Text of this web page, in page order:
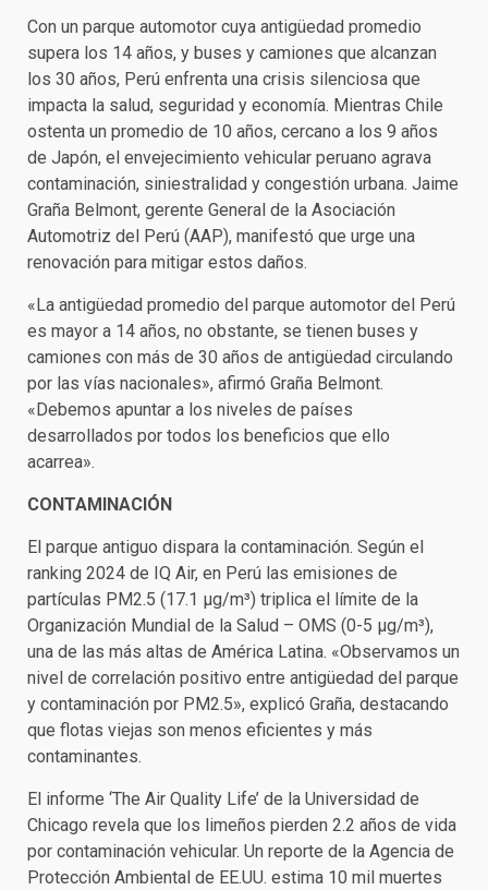
Con un parque automotor cuya antigüedad promedio
supera los 14 años, y buses y camiones que alcanzan
los 30 años, Perú enfrenta una crisis silenciosa que
impacta la salud, seguridad y economía. Mientras Chile
ostenta un promedio de 10 años, cercano a los 9 años
de Japón, el envejecimiento vehicular peruano agrava
contaminación, siniestralidad y congestión urbana. Jaime
Graña Belmont, gerente General de la Asociación
Automotriz del Perú (AAP), manifestó que urge una
renovación para mitigar estos daños.
«La antigüedad promedio del parque automotor del Perú
es mayor a 14 años, no obstante, se tienen buses y
camiones con más de 30 años de antigüedad circulando
por las vías nacionales», afirmó Graña Belmont.
«Debemos apuntar a los niveles de países
desarrollados por todos los beneficios que ello
acarrea».
CONTAMINACIÓN
El parque antiguo dispara la contaminación. Según el
ranking 2024 de IQ Air, en Perú las emisiones de
partículas PM2.5 (17.1 µg/m³) triplica el límite de la
Organización Mundial de la Salud – OMS (0-5 µg/m³),
una de las más altas de América Latina. «Observamos un
nivel de correlación positivo entre antigüedad del parque
y contaminación por PM2.5», explicó Graña, destacando
que flotas viejas son menos eficientes y más
contaminantes.
El informe ‘The Air Quality Life’ de la Universidad de
Chicago revela que los limeños pierden 2.2 años de vida
por contaminación vehicular. Un reporte de la Agencia de
Protección Ambiental de EE.UU. estima 10 mil muertes